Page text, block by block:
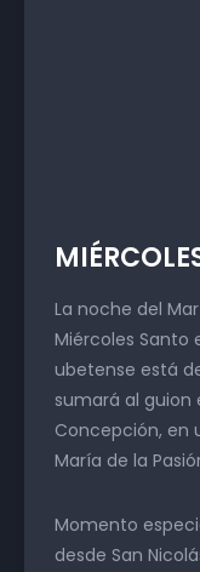
La noche del
Miércoles Santo
ubetense está
sumará al guion
Concepción, en
María de la
Momento
desde San